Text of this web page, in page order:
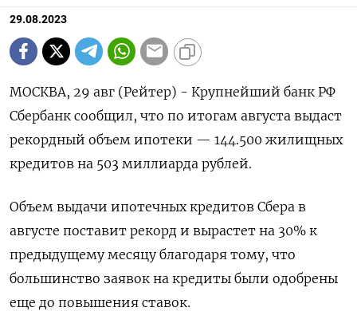
29.08.2023
МОСКВА, 29 авг (Рейтер) - Крупнейший банк РФ
Сбербанк сообщил, что по итогам августа выдаст
рекордный объем ипотеки — 144.500 жилищных
кредитов на 503 миллиарда рублей.
Объем выдачи ипотечных кредитов Сбера в
августе поставит рекорд и вырастет на 30% к
предыдущему месяцу благодаря тому, что
большинство заявок на кредиты были одобрены
еще до повышения ставок.